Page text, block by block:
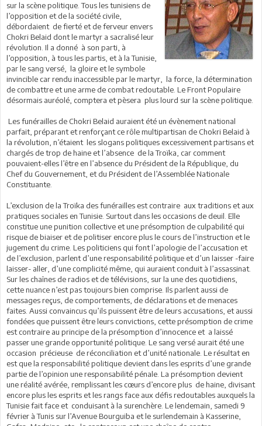
sur la scène politique. Tous les tunisiens de
l’opposition et de la société civile,
débordaient de fierté et de ferveur envers
Chokri Belaid dont le martyr a sacralisé leur
révolution. Il a donné à son parti, à
l’opposition, à tous les partis, et à la Tunisie,
par le sang versé, la gloire et le symbole
invincible car rendu inaccessible par le martyr, la force, la détermination
de combattre et une arme de combat redoutable. Le Front Populaire
désormais auréolé, comptera et pèsera plus lourd sur la scène politique.
Les funérailles de Chokri Belaid auraient été un évènement national
parfait, préparant et renforçant ce rôle multipartisan de Chokri Belaid à
la révolution, n’étaient les slogans politiques excessivement partisans et
chargés de trop de haine et l’absence de la Troïka, car comment
pouvaient-elles l’être en l’absence du Président de la République, du
Chef du Gouvernement, et du Président de l’Assemblée Nationale
Constituante.
L’exclusion de la Troïka des funérailles est contraire aux traditions et aux
pratiques sociales en Tunisie. Surtout dans les occasions de deuil. Elle
constitue une punition collective et une présomption de culpabilité qui
risque de biaiser et de politiser encore plus le cours de l’instruction et le
jugement du crime. Les politiciens qui font l’apologie de l’accusation et
de l’exclusion, parlent d’une responsabilité politique et d’un laisser -faire
laisser- aller, d’une complicité même, qui auraient conduit à l’assassinat.
Sur les chaînes de radios et de télévisions, sur la une des quotidiens,
cette nuance n’est pas toujours bien comprise. Ils parlent aussi de
messages reçus, de comportements, de déclarations et de menaces
faites. Aussi convaincus qu’ils puissent être de leurs accusations, et aussi
fondées que puissent être leurs convictions, cette présomption de crime
est contraire au principe de la présomption d’innocence et a laissé
passer une grande opportunité politique. Le sang versé aurait été une
occasion précieuse de réconciliation et d’unité nationale. Le résultat en
est que la responsabilité politique devient dans les esprits d’une grande
partie de l’opinion une responsabilité pénale. La présomption devient
une réalité avérée, remplissant les cœurs d’encore plus de haine, divisant
encore plus les esprits et les rangs face aux défis redoutables auxquels la
Tunisie fait face et conduisant à la surenchère. Le lendemain, samedi 9
février à Tunis sur l’Avenue Bourguiba et le surlendemain à Kasserine,